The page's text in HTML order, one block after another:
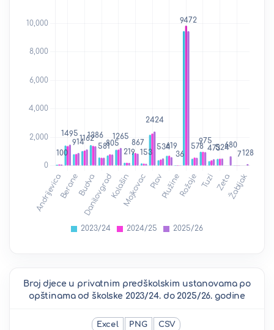
Broj djece u privatnim predškolskim ustanovama po
opštinama od školske 2023/24. do 2025/26. godine
Excel PNG CSV